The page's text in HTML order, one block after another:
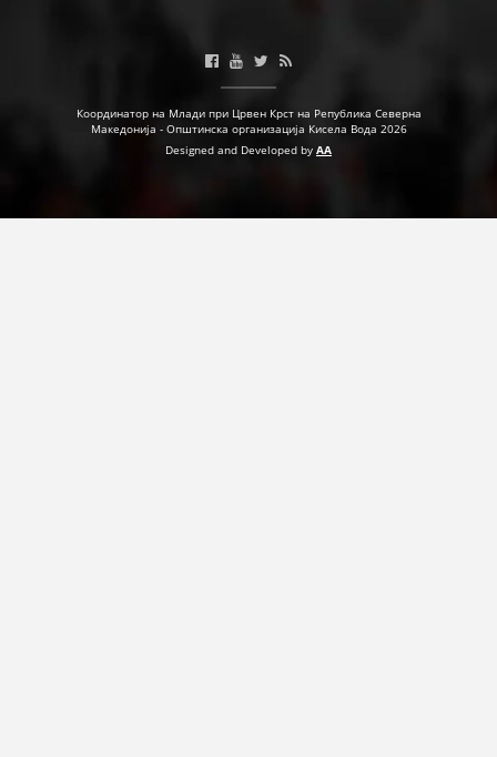
Координатор на Млади при Црвен Крст на Република Северна
Македонија - Општинска организација Кисела Вода 2026
Designed and Developed by AA